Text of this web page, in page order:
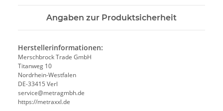
Angaben zur Produktsicherheit
Herstellerinformationen:
Merschbrock Trade GmbH
Titanweg 10
Nordrhein-Westfalen
DE-33415 Verl
service@metragmbh.de
https://metraxxl.de